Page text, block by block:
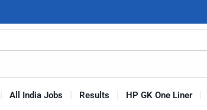
All India Jobs Results HP GK One Liner